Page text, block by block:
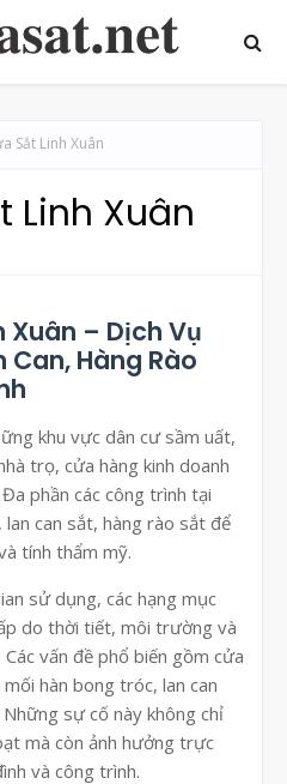
Sắt Linh Xuân
Linh Xuân
Xuân – Dịch Vụ
Can, Hàng Rào
khu vực dân cư sầm uất,
trọ, cửa hàng kinh doanh
phần các công trình tại
can sắt, hàng rào sắt để
tính thẩm mỹ.
sử dụng, các hạng mục
do thời tiết, môi trường và
vấn đề phổ biến gồm cửa
hàn bong tróc, lan can
sự cố này không chỉ
mà còn ảnh hưởng trực
và công trình.